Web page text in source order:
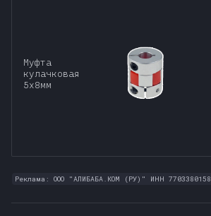
Муфта
кулачковая
5х8мм
Реклама: ООО "АЛИБАБА.КОМ (РУ)" ИНН 7703380158